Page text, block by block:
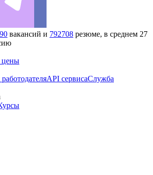
вакансий и 792708 резюме, в среднем 27
цены
API сервисаСлужба